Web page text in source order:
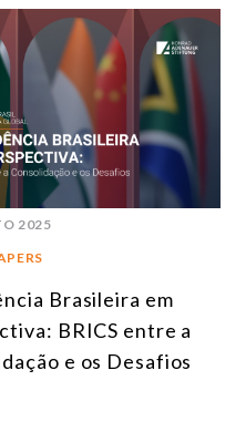
2025
Brasileira em
BRICS entre a
e os Desafios